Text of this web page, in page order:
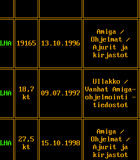
19165 13.10.1996
Amiga /
Ohjelmat /
Ajurit ja
kirjastot
18,7
kt
09.07.1997
Ullakko /
Vanhat Amiga-
ohjelmointi -
tiedostot
27,5
kt
15.10.1998
Amiga /
Ohjelmat /
Ajurit ja
kirjastot